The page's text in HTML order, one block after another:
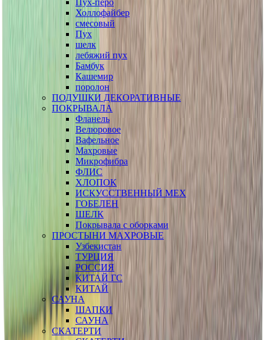
Пух-перо
Холлофайбер
смесовый
Пух
шелк
лебяжий пух
Бамбук
Кашемир
поролон
ПОДУШКИ ДЕКОРАТИВНЫЕ
ПОКРЫВАЛА
Фланель
Велюровое
Вафельное
Махровые
Микрофибра
ФЛИС
ХЛОПОК
ИСКУССТВЕННЫЙ МЕХ
ГОБЕЛЕН
ШЕЛК
Покрывала с оборками
ПРОСТЫНИ МАХРОВЫЕ
Узбекистан
ТУРЦИЯ
РОССИЯ
КИТАЙ ГС
КИТАЙ
САУНА
ШАПКИ
САУНА
СКАТЕРТИ